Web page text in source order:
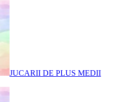
JUCARII DE PLUS MEDII